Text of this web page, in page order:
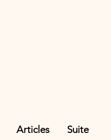
Articles Suite